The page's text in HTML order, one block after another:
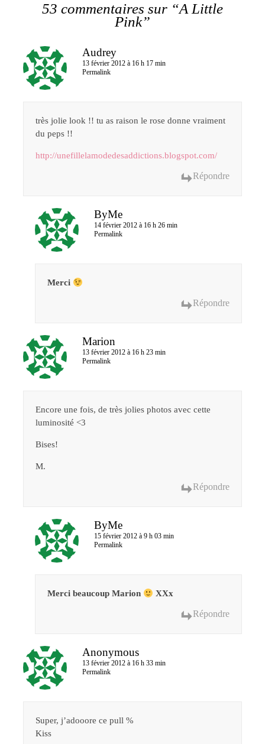
53 commentaires sur “A Little
Pink”
Audrey
13 février 2012 à 16 h 17 min
Permalink
très jolie look !! tu as raison le rose donne vraiment
du peps !!
http://unefillelamodedesaddictions.blogspot.com/
Répondre
ByMe
14 février 2012 à 16 h 26 min
Permalink
Merci
Répondre
Marion
13 février 2012 à 16 h 23 min
Permalink
Encore une fois, de très jolies photos avec cette
luminosité <3
Bises!
M.
Répondre
ByMe
15 février 2012 à 9 h 03 min
Permalink
Merci beaucoup Marion XXx
Répondre
Anonymous
13 février 2012 à 16 h 33 min
Permalink
Super, j’adooore ce pull %
Kiss